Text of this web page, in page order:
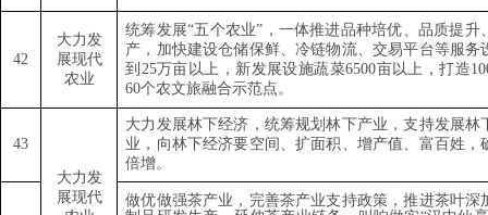
42
大力发
展现代
农业
统筹发展“五个农业” ，一体推进品种培优、品质提
产，加快建设仓储保鲜、冷链物流、交易平台等服务
到 25万亩以上，新发展设施蔬菜6500亩以上，打造
60个农文旅融合示范点。
43
大力发
展现代
大力发展林下经济，统筹规划林下产业，支持发展林
业，向林下经济要空间、扩面积、增产值、富百姓，
倍增。
做优做强茶产业，完善茶产业支持政策，推进茶叶深